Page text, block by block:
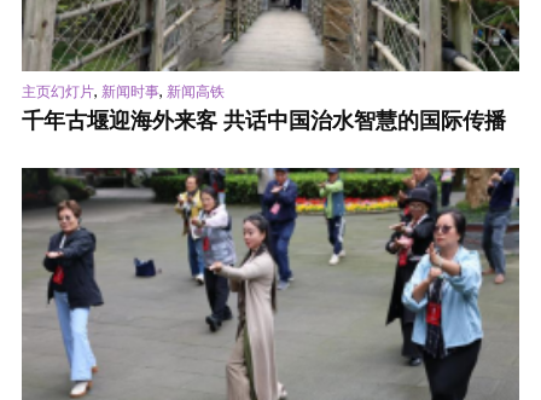
主页幻灯片, 新闻时事, 新闻高铁
千年古堰迎海外来客 共话中国治水智慧的国际传播